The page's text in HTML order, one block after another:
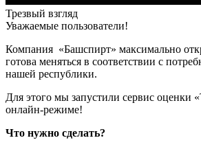
Трезвый взгляд
Уважаемые пользователи!
Компания «Башспирт» максимально
готова меняться в соответствии с
нашей республики.
Для этого мы запустили сервис оценки
онлайн-режиме!
Что нужно сделать?